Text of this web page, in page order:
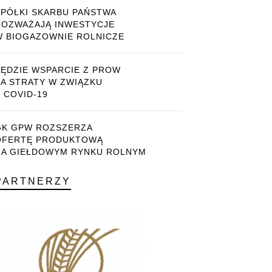
SKARBU PAŃSTWA
INWESTYCJE
BIOGAZOWNIE ROLNICZE
WSPARCIE Z PROW
STRATY W ZWIĄZKU
COVID-19
GPW ROZSZERZA
PRODUKTOWĄ
GIEŁDOWYM RYNKU ROLNYM